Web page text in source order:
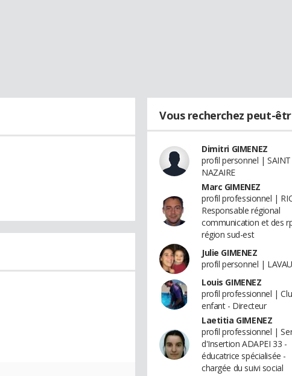
Vous recherchez peut-
Dimitri GIMENEZ
profil personnel | SAINT
NAZAIRE
Marc GIMENEZ
profil professionnel |
Responsable régional
communication et des
région sud-est
Julie GIMENEZ
profil personnel |
Louis GIMENEZ
profil professionnel |
enfant - Directeur
Laetitia GIMENEZ
profil professionnel |
d'Insertion ADAPEI 33 -
éducatrice spécialisée -
chargée du suivi social